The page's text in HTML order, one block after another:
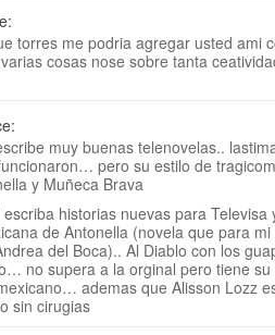
torres me podria agregar usted ami
cosas nose sobre tanta
muy buenas telenovelas..
pero su estilo de
y Muñeca Brava
historias nuevas para
de Antonella (novela que para
del Boca).. Al Diablo con los
no supera a la orginal pero tiene
ademas que Alisson Lozz
sin cirugias